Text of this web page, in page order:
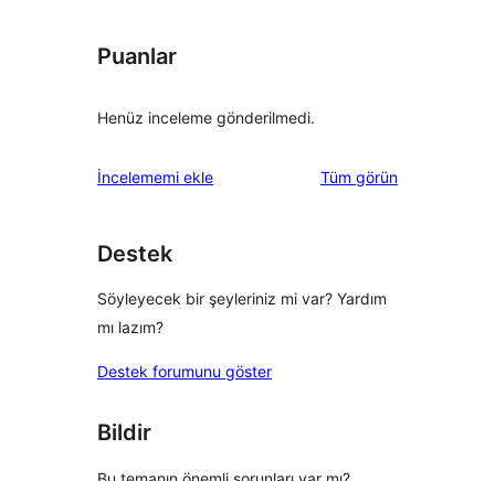
Puanlar
Henüz inceleme gönderilmedi.
İncelememi ekle Tüm değerlendirmeleri
görün
Destek
Söyleyecek bir şeyleriniz mi var? Yardım
mı lazım?
Destek forumunu göster
Bildir